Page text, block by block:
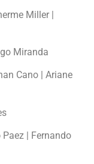
Miller |
Miranda
Cano | Ariane
Paez | Fernando